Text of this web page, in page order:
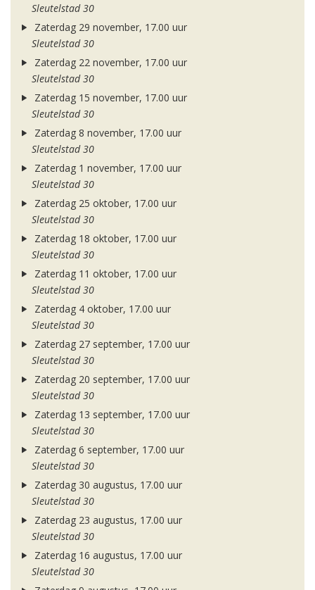
Sleutelstad 30
Zaterdag 29 november, 17.00 uur
Sleutelstad 30
Zaterdag 22 november, 17.00 uur
Sleutelstad 30
Zaterdag 15 november, 17.00 uur
Sleutelstad 30
Zaterdag 8 november, 17.00 uur
Sleutelstad 30
Zaterdag 1 november, 17.00 uur
Sleutelstad 30
Zaterdag 25 oktober, 17.00 uur
Sleutelstad 30
Zaterdag 18 oktober, 17.00 uur
Sleutelstad 30
Zaterdag 11 oktober, 17.00 uur
Sleutelstad 30
Zaterdag 4 oktober, 17.00 uur
Sleutelstad 30
Zaterdag 27 september, 17.00 uur
Sleutelstad 30
Zaterdag 20 september, 17.00 uur
Sleutelstad 30
Zaterdag 13 september, 17.00 uur
Sleutelstad 30
Zaterdag 6 september, 17.00 uur
Sleutelstad 30
Zaterdag 30 augustus, 17.00 uur
Sleutelstad 30
Zaterdag 23 augustus, 17.00 uur
Sleutelstad 30
Zaterdag 16 augustus, 17.00 uur
Sleutelstad 30